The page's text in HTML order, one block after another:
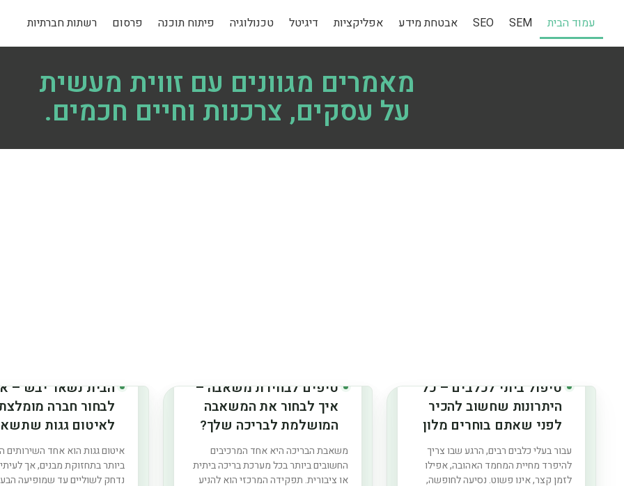
עמוד הבית SEM
SEO אבטחת מידע אפליקציות דיגיטל טכנולוגיה פיתוח תוכנה פרסום רשתות חברתיות
מאמרים מגוונים עם זווית מעשית
על עסקים, צרכנות וחיים חכמים.
טיפול ביתי לכלבים – כל
היתרונות שחשוב להכיר
לפני שאתם בוחרים מלון
לכלב שלכם
עבור בעלי כלבים רבים, הרגע שבו צריך
להיפרד מחיית המחמד האהובה, אפילו
לזמן קצר, אינו פשוט. נסיעה לחופשה,
טיפים לבחירת משאבה –
איך לבחור את המשאבה
המושלמת לבריכה שלך?
משאבת הבריכה היא אחד המרכיבים
החשובים ביותר בכל מערכת בריכה ביתית
או ציבורית. תפקידה המרכזי הוא להניע
הבית נשאר יבש –
לבחור חברה
לאיטום גגות
הבית יבש
איטום גגות הוא אחד השירותים
ביותר בתחזוקת מבנים, אך
נדחק לשוליים עד שמופיעה